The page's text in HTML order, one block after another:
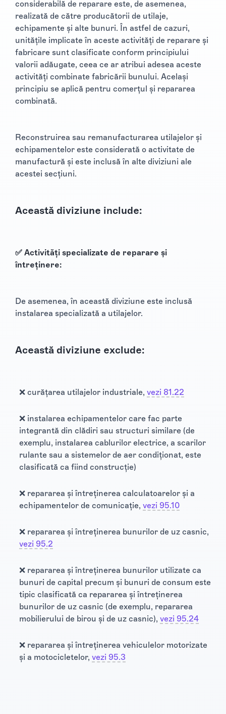
considerabilă de reparare este, de asemenea,
realizată de către producătorii de utilaje,
echipamente și alte bunuri. În astfel de cazuri,
unitățile implicate în aceste activități de reparare și
fabricare sunt clasificate conform principiului
valorii adăugate, ceea ce ar atribui adesea aceste
activități combinate fabricării bunului. Același
principiu se aplică pentru comerțul și repararea
combinată.
Reconstruirea sau remanufacturarea utilajelor și
echipamentelor este considerată o activitate de
manufactură și este inclusă în alte diviziuni ale
acestei secțiuni.
Această diviziune include:
✅ Activități specializate de reparare și
întreținere:
De asemenea, în această diviziune este inclusă
instalarea specializată a utilajelor.
Această diviziune exclude:
❌ curățarea utilajelor industriale, vezi 81.22
❌ instalarea echipamentelor care fac parte
integrantă din clădiri sau structuri similare (de
exemplu, instalarea cablurilor electrice, a scarilor
rulante sau a sistemelor de aer condiționat, este
clasificată ca fiind construcție)
❌ repararea și întreținerea calculatoarelor și a
echipamentelor de comunicație, vezi 95.10
❌ repararea și întreținerea bunurilor de uz casnic,
vezi 95.2
❌ repararea și întreținerea bunurilor utilizate ca
bunuri de capital precum și bunuri de consum este
tipic clasificată ca repararea și întreținerea
bunurilor de uz casnic (de exemplu, repararea
mobilierului de birou și de uz casnic), vezi 95.24
❌ repararea și întreținerea vehiculelor motorizate
și a motocicletelor, vezi 95.3